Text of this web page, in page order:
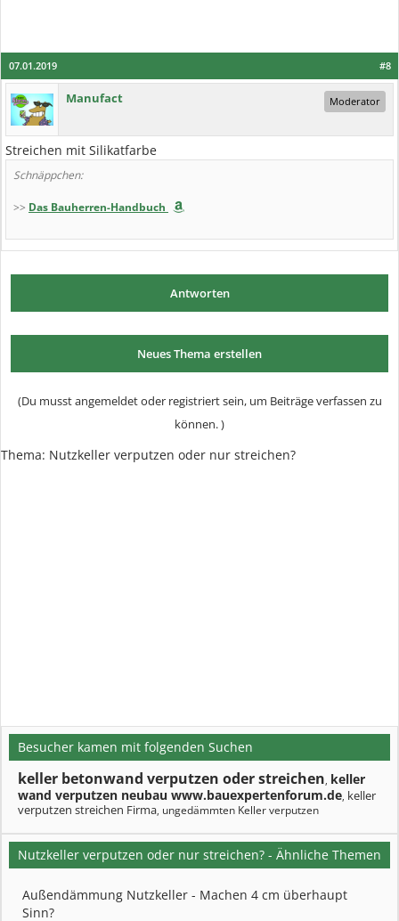
#8
07.01.2019
Manufact Moderator
Streichen mit Silikatfarbe
Schnäppchen:
>> Das Bauherren-Handbuch
Antworten
Neues Thema erstellen
(Du musst angemeldet oder registriert sein, um Beiträge verfassen zu
können. )
Thema: Nutzkeller verputzen oder nur streichen?
Besucher kamen mit folgenden Suchen
keller betonwand verputzen oder streichen, keller
wand verputzen neubau www.bauexpertenforum.de, keller
verputzen streichen Firma, ungedämmten Keller verputzen
Nutzkeller verputzen oder nur streichen? - Ähnliche Themen
Außendämmung Nutzkeller - Machen 4 cm überhaupt
Sinn?